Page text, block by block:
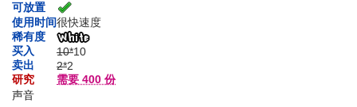
可放置
使用时间很快速度
稀有度
买入
10*10
卖出
2*2
研究
需要 400 份
声音